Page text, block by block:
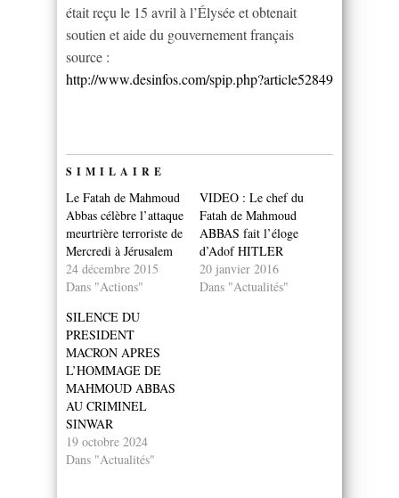
était reçu le 15 avril à l’Élysée et obtenait
soutien et aide du gouvernement français
source :
http://www.desinfos.com/spip.php?article52849
SIMILAIRE
Le Fatah de Mahmoud
Abbas célèbre l’attaque
meurtrière terroriste de
Mercredi à Jérusalem
24 décembre 2015
Dans "Actions"
VIDEO : Le chef du
Fatah de Mahmoud
ABBAS fait l’éloge
d’Adof HITLER
20 janvier 2016
Dans "Actualités"
SILENCE DU
PRESIDENT
MACRON APRES
L’HOMMAGE DE
MAHMOUD ABBAS
AU CRIMINEL
SINWAR
19 octobre 2024
Dans "Actualités"